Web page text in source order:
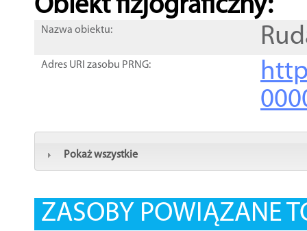
Obiekt fizjograficzny:
Nazwa obiektu:
Adres URI zasobu PRNG:
Pokaż wszystkie
ZASOBY POWIĄZANE